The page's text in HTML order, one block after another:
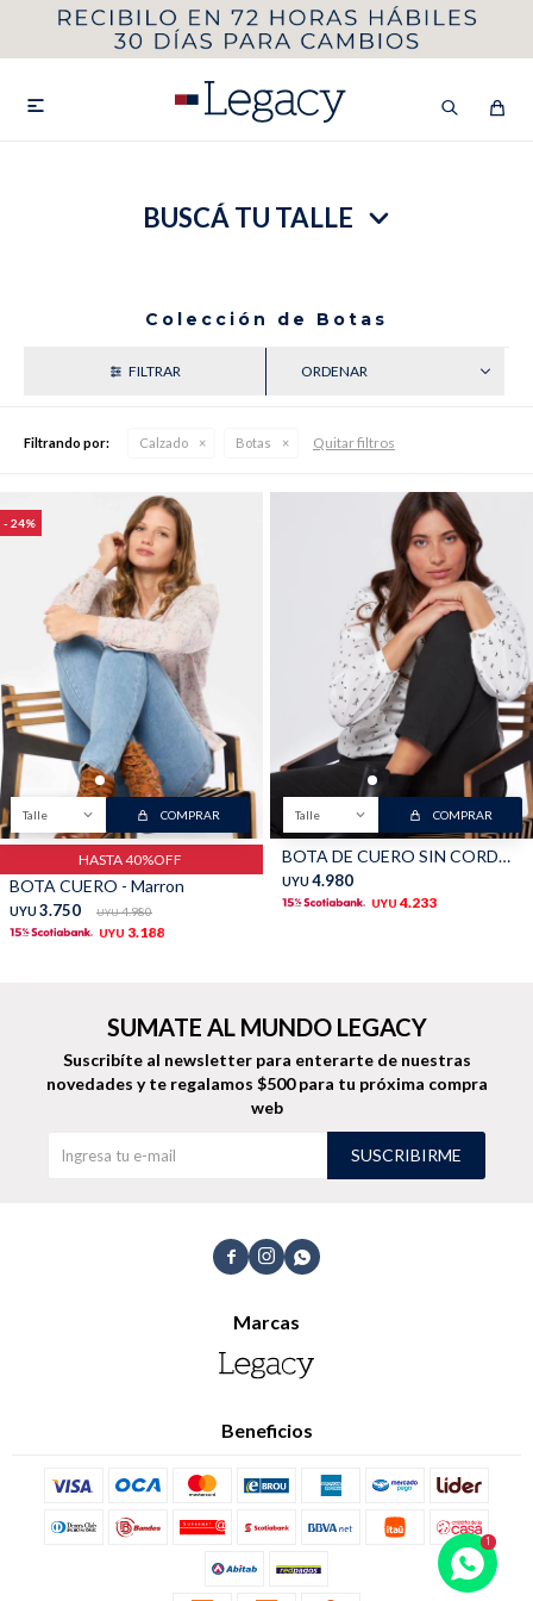

BUSCÁ TU TALLE
Colección de Botas
Filtrando por: Calzado Botas Quitar filtros
24
Talle COMPRAR
HASTA 40%OFF
BOTA CUERO - Marron
UYU 3.750 UYU 4.980
UYU 3.188
Talle COMPRAR
BOTA DE CUERO SIN CORDONES - Negro
UYU 4.980
UYU 4.233
  
Marcas
Beneficios
SUMATE AL MUNDO LEGACY
Suscribíte al newsletter para enterarte de nuestras
novedades y te regalamos $500 para tu próxima compra
web
SUSCRIBIRME
MI CUENTA
Buzos Pantalones
Camperas Chalecos
Accesorios